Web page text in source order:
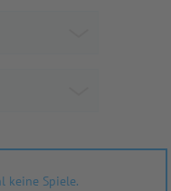
keine Spiele.